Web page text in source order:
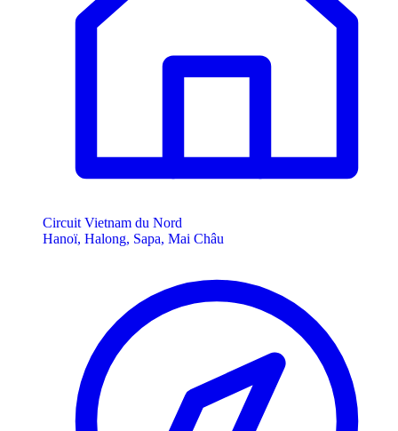
Circuit Vietnam du Nord
Hanoï, Halong, Sapa, Mai Châu